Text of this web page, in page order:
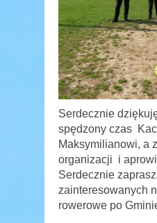
Serdecznie
spędzony czas
Maksymilianowi, a
organizacji i
Serdecznie
zainteresowanych
rowerowe po